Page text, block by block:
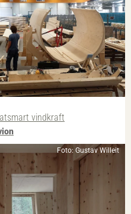
vindkraft
Foto: Gustav Willeit